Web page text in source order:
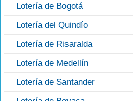
Lotería de Bogotá
Lotería del Quindío
Lotería de Risaralda
Lotería de Medellín
Lotería de Santander